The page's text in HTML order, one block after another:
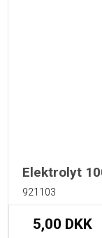
Elektrolyt
921103
5,00 DKK